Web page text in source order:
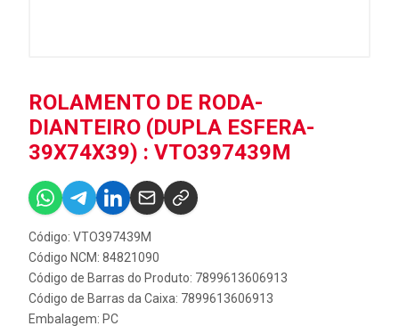
ROLAMENTO DE RODA-
DIANTEIRO (DUPLA ESFERA-
39X74X39) : VTO397439M
Código: VTO397439M
Código NCM: 84821090
Código de Barras do Produto: 7899613606913
Código de Barras da Caixa: 7899613606913
Embalagem: PC